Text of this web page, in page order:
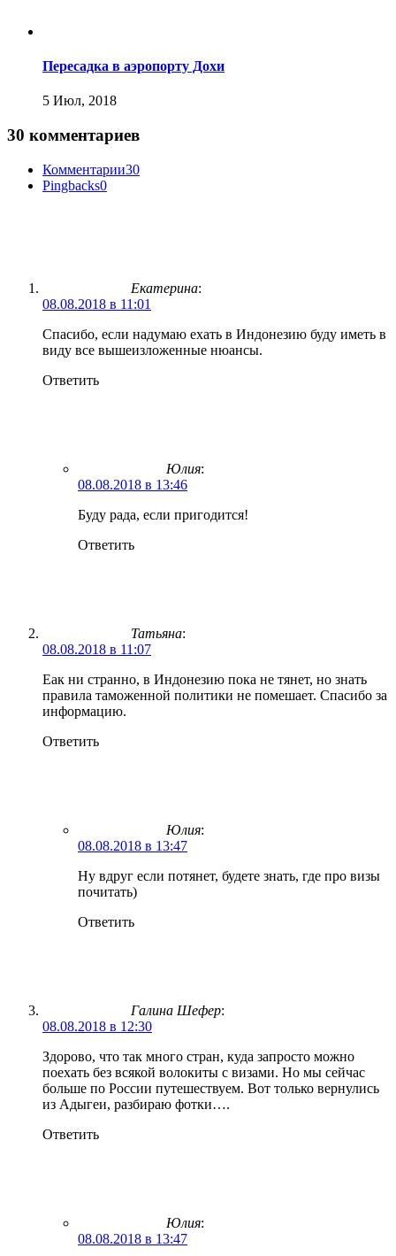
Пересадка в аэропорту Дохи
5 Июл, 2018
30 комментариев
Комментарии30
Pingbacks0
Екатерина:
08.08.2018 в 11:01
Спасибо, если надумаю ехать в Индонезию буду иметь в
виду все вышеизложенные нюансы.
Ответить
Юлия:
08.08.2018 в 13:46
Буду рада, если пригодится!
Ответить
Татьяна:
08.08.2018 в 11:07
Еак ни странно, в Индонезию пока не тянет, но знать
правила таможенной политики не помешает. Спасибо за
информацию.
Ответить
Юлия:
08.08.2018 в 13:47
Ну вдруг если потянет, будете знать, где про визы
почитать)
Ответить
Галина Шефер:
08.08.2018 в 12:30
Здорово, что так много стран, куда запросто можно
поехать без всякой волокиты с визами. Но мы сейчас
больше по России путешествуем. Вот только вернулись
из Адыгеи, разбираю фотки….
Ответить
Юлия:
08.08.2018 в 13:47